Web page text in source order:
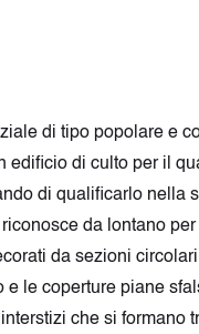
di tipo popolare e
di culto per il
di qualificarlo nella
da lontano per
da sezioni
e le coperture piane
che si formano